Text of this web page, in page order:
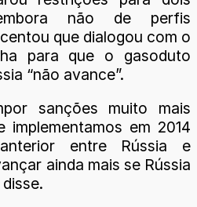
não de perfis
que dialogou com o
para que o gasoduto
“não avance”.
sanções muito mais
em 2014
entre Rússia e
ainda mais se Rússia